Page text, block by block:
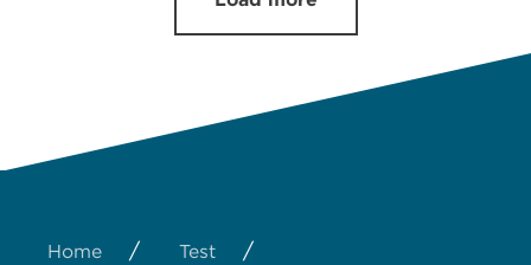
Home / Test /